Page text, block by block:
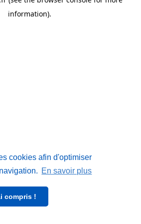
cookies afin d'optimiser
En savoir plus
compris !
information).